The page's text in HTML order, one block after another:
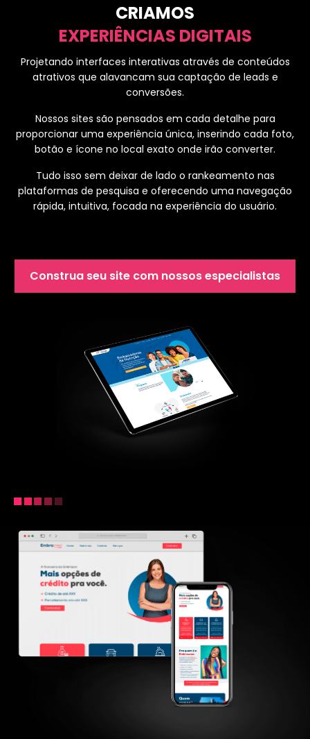
CRIAMOS
EXPERIÊNCIAS DIGITAIS
Projetando interfaces interativas através de conteúdos
atrativos que alavancam sua captação de leads e
conversões.
Nossos sites são pensados em cada detalhe para
proporcionar uma experiência única, inserindo cada foto,
botão e ícone no local exato onde irão converter.
Tudo isso sem deixar de lado o rankeamento nas
plataformas de pesquisa e oferecendo uma navegação
rápida, intuitiva, focada na experiência do usuário.
Construa seu site com nossos especialistas